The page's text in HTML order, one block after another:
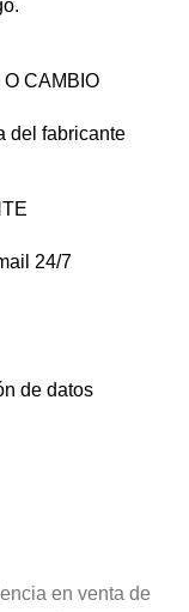
CAMBIO
del fabricante
24/7
de datos
en venta de